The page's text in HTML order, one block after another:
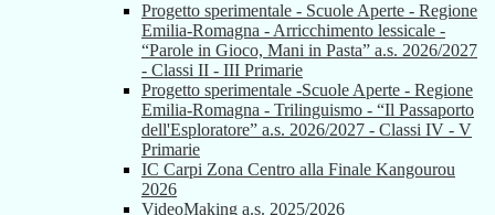
Progetto sperimentale - Scuole Aperte - Regione
Emilia-Romagna - Arricchimento lessicale -
“Parole in Gioco, Mani in Pasta” a.s. 2026/2027
- Classi II - III Primarie
Progetto sperimentale -Scuole Aperte - Regione
Emilia-Romagna - Trilinguismo - “Il Passaporto
dell'Esploratore” a.s. 2026/2027 - Classi IV - V
Primarie
IC Carpi Zona Centro alla Finale Kangourou
2026
VideoMaking a.s. 2025/2026